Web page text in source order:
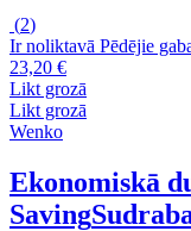
(2)
Ir noliktavā Pēdējie
23,20 €
Likt grozā
Likt grozā
Wenko
Ekonomiskā
Saving